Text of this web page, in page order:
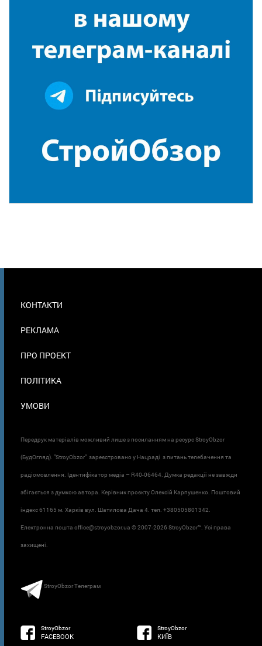
В
КОНТАКТИ
РЕКЛАМА
ПРО ПРОЕКТ
ПОЛІТИКА
УМОВИ
Передрук матеріалів можливий лише з посиланням на ресурс StroyObzor
(БудОгляд). "StroyObzor" зареєстровано у Нацраді з питань телебачення та
радіомовлення. Ідентифікатор медіа – R40-06464. Думка редакції не завжди
збігається з думкою автора. Керівник проєкту Олексій Карпушенко. Поштовий
індекс 61165 м. Харків вул. Шатилова Дача 4. тел. +380505801342.
Електронна пошта office@stroyobzor.ua © 2007-2026 StroyObzor™. Усі права
захищені.
StroyObzor Телеграм
StroyObzor
FACEBOOK
StroyObzor
КИЇВ